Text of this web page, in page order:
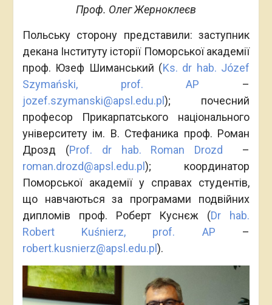
Проф. Олег Жерноклеєв
Польську сторону представили: заступник
декана Інституту історії Поморської академії
проф. Юзеф Шиманський (Ks. dr hab. Józef
Szymański, prof. AP –
jozef.szymanski@apsl.edu.pl ); почесний
професор Прикарпатського національного
університету ім. В. Стефаника проф. Роман
Дрозд (Prof. dr hab. Roman Drozd
–
roman.drozd@apsl.edu.pl ); координатор
Поморської академії у справах студентів,
що навчаються за програмами подвійних
дипломів проф. Роберт Куснєж (Dr hab.
Robert Kuśnierz, prof. AP –
robert.kusnierz@apsl.edu.pl ).